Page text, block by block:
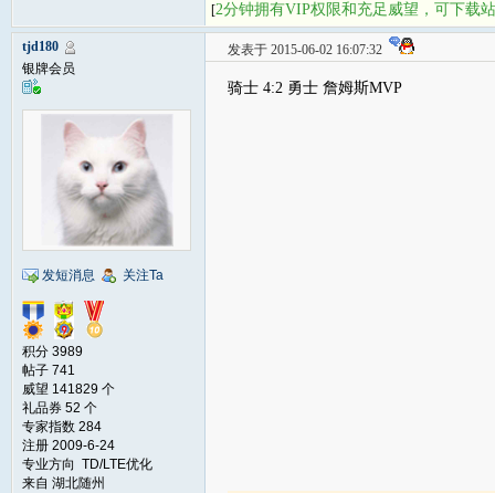
[2分钟拥有VIP权限和充足威望，可下载
tjd180
银牌会员
发短消息 关注Ta
积分 3989
帖子 741
威望 141829 个
礼品券 52 个
专家指数 284
注册 2009-6-24
专业方向 TD/LTE优化
来自 湖北随州
发表于 2015-06-02 16:07:32
骑士 4:2 勇士 詹姆斯MVP